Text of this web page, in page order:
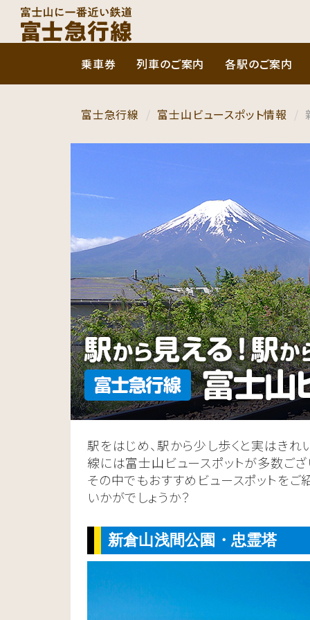
乗車券 列車のご案内 各駅のご案内
富士急行線 富士山ビュースポット情報
駅をはじめ、駅から少し歩くと実はき
線には富士山ビュースポットが多数ござ
その中でもおすすめビュースポットを
いかがでしょうか？
新倉山浅間公園・忠霊塔